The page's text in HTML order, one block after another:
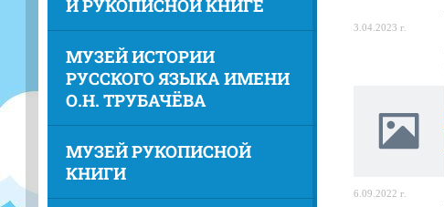
И РУКОПИСНОЙ КНИГЕ
МУЗЕЙ ИСТОРИИ
РУССКОГО ЯЗЫКА ИМЕНИ
О.Н. ТРУБАЧЁВА
МУЗЕЙ РУКОПИСНОЙ
КНИГИ
3.04.2023 г.
6.09.2022 г.